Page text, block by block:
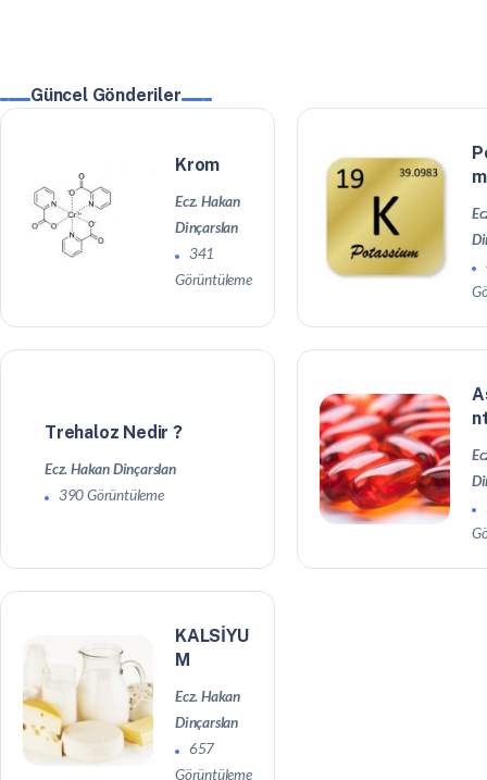
Güncel Gönderiler
Krom
Ecz. Hakan
Dinçarslan
341
Görüntüleme
Trehaloz Nedir ?
Ecz. Hakan Dinçarslan
390 Görüntüleme
KALSİYU
M
Ecz. Hakan
Dinçarslan
657
Görüntüleme